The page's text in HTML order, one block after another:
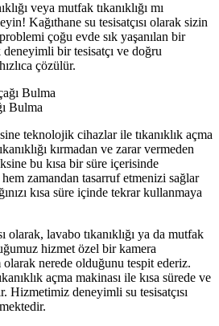
veya mutfak tıkanıklığı mı
Kağıthane su tesisatçısı olarak sizin
çoğu evde sık yaşanılan bir
bir tesisatçı ve doğru
çözülür.
Bulma
teknolojik cihazlar ile tıkanıklık açma
kırmadan ve zarar vermeden
bu kısa bir süre içerisinde
zamandan tasarruf etmenizi sağlar
kısa süre içinde tekrar kullanmaya
olarak, lavabo tıkanıklığı ya da mutfak
hizmet özel bir kamera
olarak nerede olduğunu tespit ederiz.
açma makinası ile kısa sürede ve
Hizmetimiz deneyimli su tesisatçısı